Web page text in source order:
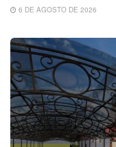
6 DE AGOSTO DE 2026